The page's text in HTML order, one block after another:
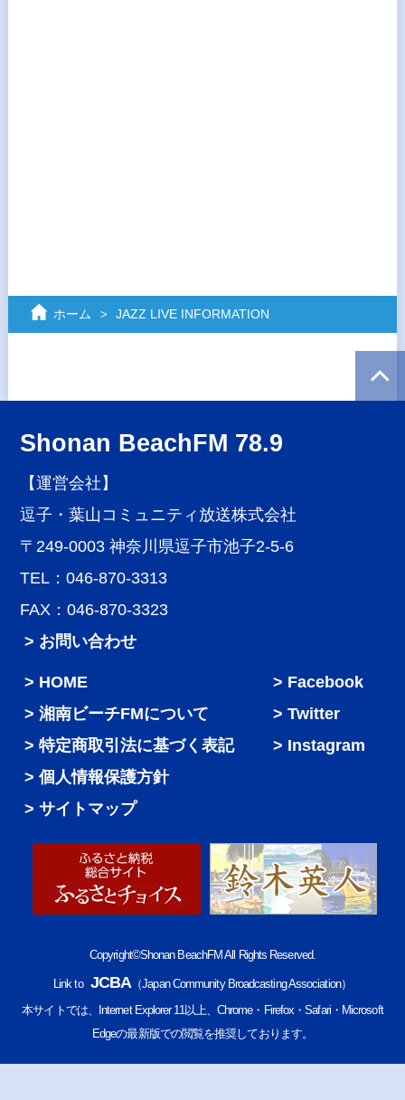
ホーム JAZZ LIVE INFORMATION
Shonan BeachFM 78.9
【運営会社】
逗子・葉山コミュニティ放送株式会社
〒249-0003 神奈川県逗子市池子2-5-6
TEL：046-870-3313
FAX：046-870-3323
> お問い合わせ
HOME
湘南ビーチFMについて
特定商取引法に基づく表記
個人情報保護方針
サイトマップ
Facebook
Twitter
Instagram
Copyright©Shonan BeachFM All Rights Reserved.
Link to JCBA（Japan Community Broadcasting Association）
本サイトでは、Internet Explorer 11以上、Chrome・Firefox・Safari・Microsoft
Edgeの最新版での閲覧を推奨しております。